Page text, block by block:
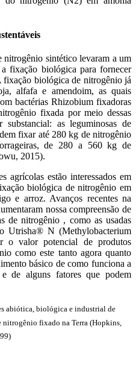
nitrogênio sintético levaram a um
fixação biológica para fornecer
fixação biológica de nitrogênio já
alfafa e amendoim, as quais
bactérias Rhizobium fixadoras
fixada por meio dessas
substancial: as leguminosas de
fixar até 280 kg de nitrogênio
de 280 a 560 kg de
2015).
agrícolas estão interessados em
biológica de nitrogênio em
e arroz. Avanços recentes na
nossa compreensão de
de nitrogênio , como as usadas
Utrisha® N (Methylobacterium
o valor potencial de produtos
como este tanto agora quanto
básico de como funciona a
de alguns fatores que podem
abiótica, biológica e industrial de
fixado na Terra (Hopkins,